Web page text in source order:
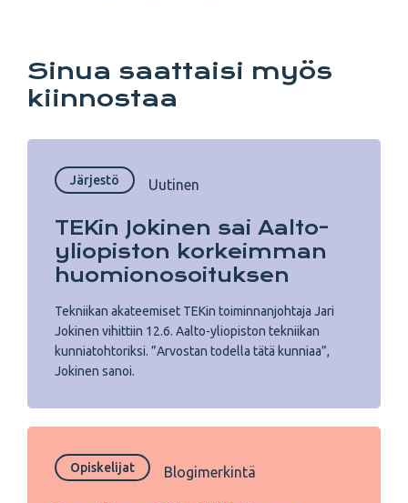
Sinua saattaisi myös
kiinnostaa
Järjestö Uutinen
TEKin Jokinen sai Aalto-
yliopiston korkeimman
huomionosoituksen
Tekniikan akateemiset TEKin toiminnanjohtaja Jari
Jokinen vihittiin 12.6. Aalto-yliopiston tekniikan
kunniatohtoriksi. ”Arvostan todella tätä kunniaa”,
Jokinen sanoi.
Opiskelijat Blogimerkintä